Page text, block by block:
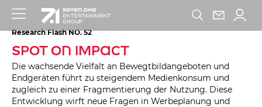
Research Flash NO. 52
Spot on Impact
Die wachsende Vielfalt an Bewegtbildangeboten und
Endgeräten führt zu steigendem Medienkonsum und
zugleich zu einer Fragmentierung der Nutzung. Diese
Entwicklung wirft neue Fragen in Werbeplanung und